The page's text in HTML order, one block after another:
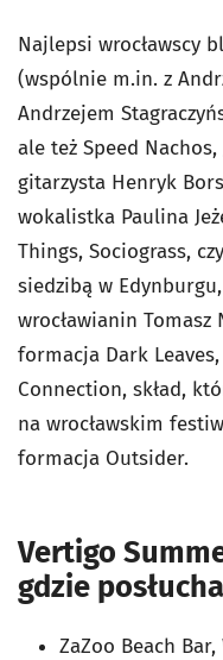
Najlepsi wrocławscy
(wspólnie m.in. z
Andrzejem
ale też Speed
gitarzysta Henryk
wokalistka Paulina
Things, Sociograss,
siedzibą w
wrocławianin
formacja Dark
Connection, skład,
na wrocławskim
formacja Outsider.
Vertigo
gdzie
ZaZoo Beach